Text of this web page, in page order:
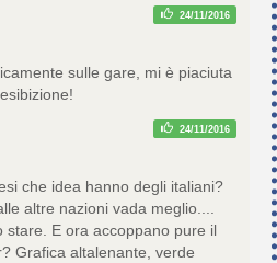
24/11/2016
sulle gare, mi è piaciuta
24/11/2016
che idea hanno degli italiani?
altre nazioni vada meglio....
stare. E ora accoppano pure il
Grafica altalenante, verde